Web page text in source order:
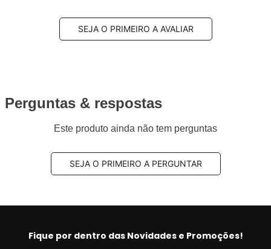
SEJA O PRIMEIRO A AVALIAR
Perguntas & respostas
Este produto ainda não tem perguntas
SEJA O PRIMEIRO A PERGUNTAR
Fique por dentro das Novidades e Promoções!